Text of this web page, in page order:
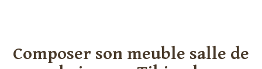
Composer son meuble salle de